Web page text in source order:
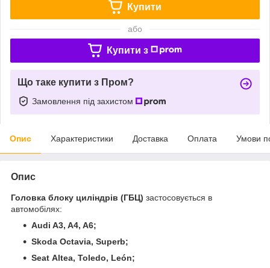
Купити
або
Купити з
Що таке купити з Пром?
Замовлення під захистом
Опис Характеристики Доставка Оплата Умови
Опис
Головка блоку циліндрів (ГБЦ) застосовується в
автомобілях:
Audi A3, A4, A6;
Skoda Octavia, Superb;
Seat Altea, Toledo, León;